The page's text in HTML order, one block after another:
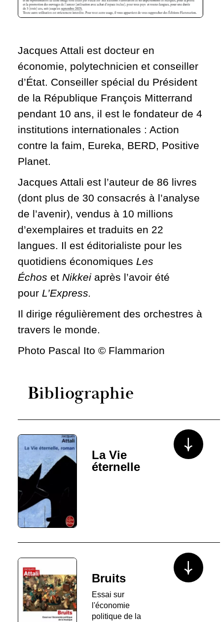
Jacques Attali est docteur en
économie, polytechnicien et conseiller
d’État. Conseiller spécial du Président
de la République François Mitterrand
pendant 10 ans, il est le fondateur de 4
institutions internationales : Action
contre la faim, Eureka, BERD, Positive
Planet.
Jacques Attali est l’auteur de 86 livres
(dont plus de 30 consacrés à l’analyse
de l’avenir), vendus à 10 millions
d’exemplaires et traduits en 22
langues. Il est éditorialiste pour les
quotidiens économiques Les
Échos et Nikkei après l’avoir été
pour L’Express.
Il dirige régulièrement des orchestres à
travers le monde.
Photo Pascal Ito © Flammarion
Bibliographie
La Vie
éternelle
Voir plus/
Bruits
Essai sur
l'économie
politique de la
Voir plus/